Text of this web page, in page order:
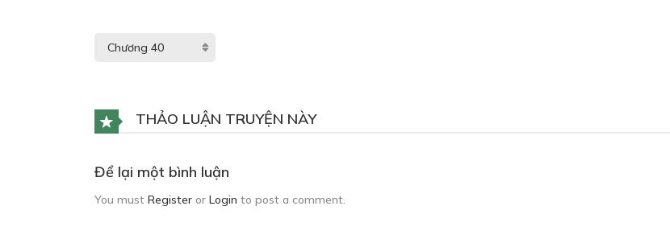
THẢO LUẬN TRUYỆN NÀY
Để lại một bình luận
You must Register or Login to post a comment.